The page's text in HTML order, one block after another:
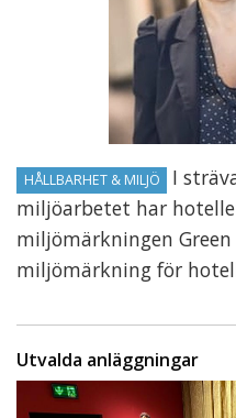
HÅLLBARHET & MILJÖ
I
miljöarbetet har
miljömärkningen
miljömärkning för
Utvalda anläggningar